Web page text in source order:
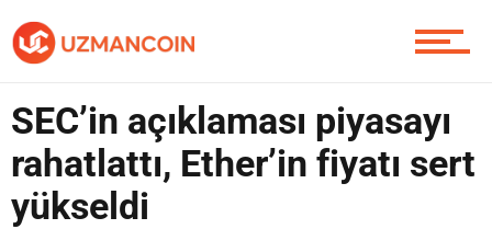
Piyasa
Soru Sor
SEC’in açıklaması piyasayı
rahatlattı, Ether’in fiyatı sert
yükseldi